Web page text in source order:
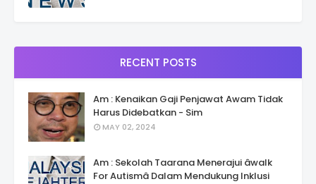
RECENT POSTS
Am : Kenaikan Gaji Penjawat Awam Tidak
Harus Didebatkan - Sim
MAY 02, 2024
Am : Sekolah Taarana Menerajui âwalk
For Autismâ Dalam Mendukung Inklusi